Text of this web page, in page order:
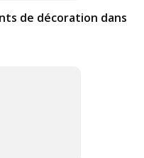
de décoration dans